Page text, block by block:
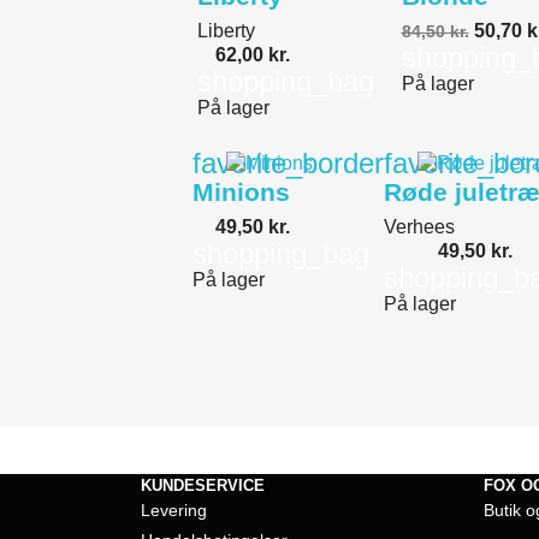
Liberty
62,00 kr.
På lager
84,50 kr. 50,70
På lager
favorite_border
Minions
49,50 kr.
På lager
Røde
Verhees
49,50 kr.
På lager
KUNDESERVICE
Levering
FOX
Butik